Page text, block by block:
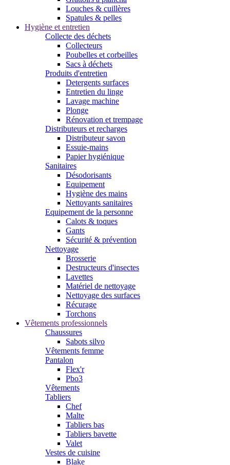
Louches & cuillères
Spatules & pelles
Hygiène et entretien
Collecte des déchets
Collecteurs
Poubelles et corbeilles
Sacs à déchets
Produits d'entretien
Detergents surfaces
Entretien du linge
Lavage machine
Plonge
Rénovation et trempage
Distributeurs et recharges
Distributeur savon
Essuie-mains
Papier hygiénique
Sanitaires
Désodorisants
Equipement
Hygiène des mains
Nettoyants sanitaires
Equipement de la personne
Calots & toques
Gants
Sécurité & prévention
Nettoyage
Brosserie
Destructeurs d'insectes
Lavettes
Matériel de nettoyage
Nettoyage des surfaces
Récurage
Torchons
Vêtements professionnels
Chaussures
Sabots silvo
Vêtements femme
Pantalon
Flex'r
Pbo3
Vêtements
Tabliers
Chef
Malte
Tabliers bas
Tabliers bavette
Valet
Vestes de cuisine
Blake